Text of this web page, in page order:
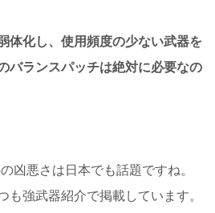
体化し、使用頻度の少ない武器を
バランスパッチは絶対に必要なの
凶悪さは日本でも話題ですね。
も強武器紹介で掲載しています。